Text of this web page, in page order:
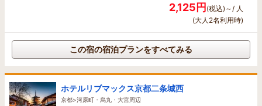
2,125円(税込)～/ 人
(大人2名利用時)
この宿の宿泊プランをすべてみる
ホテルリブマックス京都二条城西
京都>河原町・烏丸・大宮周辺